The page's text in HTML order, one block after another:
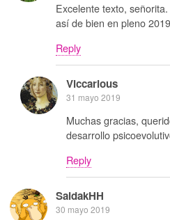
Excelente texto,
así de bien en pleno
Reply
Viccarious
31 mayo 2019
Muchas gracias,
desarrollo
Reply
SaidakHH
30 mayo 2019